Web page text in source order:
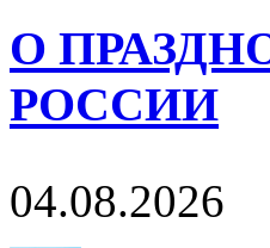
О
РОССИИ
04.08.2026